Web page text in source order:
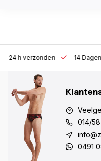
h verzonden 14 Dagen
014/
0491